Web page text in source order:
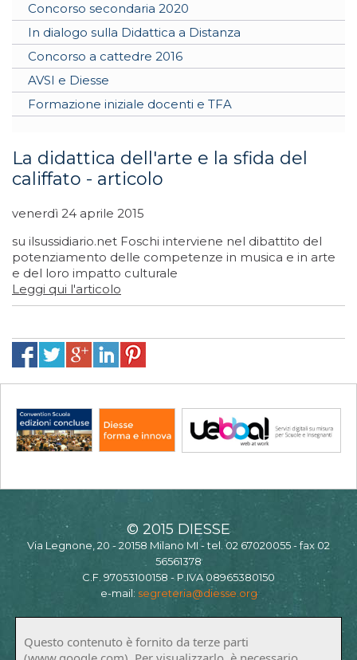
Concorso secondaria 2020
In dialogo sulla Didattica a Distanza
Concorso a cattedre 2016
AVSI e Diesse
Formazione iniziale docenti e TFA
La didattica dell'arte e la sfida del
califfato - articolo
venerdì 24 aprile 2015
su ilsussidiario.net Foschi interviene nel dibattito del
potenziamento delle competenze in musica e in arte
e del loro impatto culturale
Leggi qui l'articolo
© 2015 DIESSE
Via Legnone, 20 - 20158 Milano MI - tel. 02 67020055 - fax 02
56561378
C.F. 97053100158 - P.IVA 08965380150
e-mail: segreteria@diesse.org
Questo contenuto è fornito da terze parti